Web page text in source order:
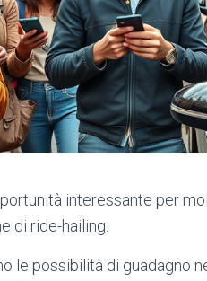
interessante per
di ride-hailing.
le possibilità di guadagno